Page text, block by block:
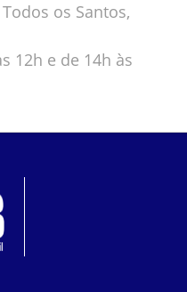
os Santos,
12h e de 14h às